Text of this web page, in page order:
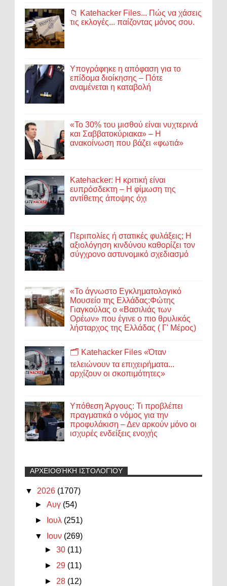
📁 Katehacker Files... Πώς να χάσεις
τις εκλογές... παίζοντας μόνος σου.
Υπογράφηκε η απόφαση για το
επίδομα διοίκησης – Πότε
αναμένεται η καταβολή
«Το 30% του μισθού είναι νυχτερινά
και Σαββατοκύριακα» – Η
ανακοίνωση που βάζει «φωτιά»
Katehacker: Η κριτική είναι
ευπρόσδεκτη – Η φίμωση της
αντίθετης άποψης όχι
Περιπολίες ή στατικές φυλάξεις; Η
αξιολόγηση κινδύνου καθορίζει τον
σύγχρονο αστυνομικό σχεδιασμό
«Το άγνωστο Εγκληματολογικό
Μουσείο της Ελλάδας:Φώτης
Γιαγκούλας ο «Βασιλιάς των
Ορέων» που έγινε ο πιο θρυλικός
λήσταρχος της Ελλάδας ( Γ' Μέρος)
🗂️ Katehacker Files «Όταν
τελειώνουν τα επιχειρήματα...
αρχίζουν οι σκοπιμότητες»
Υπόθεση Άργους: Τι προβλέπει
πραγματικά ο νόμος για την
προφυλάκιση – Δεν αρκούν μόνο οι
ισχυρές ενδείξεις ενοχής
ΑΡΧΕΙΟΘΉΚΗ ΙΣΤΟΛΟΓΊΟΥ
▼ 2026 (1707)
►Αυγ (54)
►
Ιουλ (251)
▼
Ιουν (269)
►30 (11)
► 29 (11)
► 28 (12)